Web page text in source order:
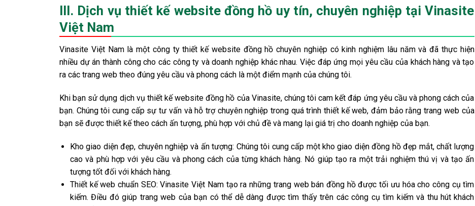
III. Dịch vụ thiết kế website đồng hồ uy tín, chuyên nghiệp tại Vinasite
Việt Nam
Vinasite Việt Nam là một công ty thiết kế website đồng hồ chuyên nghiệp có kinh nghiệm lâu năm và đã thực hiện
nhiều dự án thành công cho các công ty và doanh nghiệp khác nhau. Việc đáp ứng mọi yêu cầu của khách hàng và tạo
ra các trang web theo đúng yêu cầu và phong cách là một điểm mạnh của chúng tôi.
Khi bạn sử dụng dịch vụ thiết kế website đồng hồ của Vinasite, chúng tôi cam kết đáp ứng yêu cầu và phong cách của
bạn. Chúng tôi cung cấp sự tư vấn và hỗ trợ chuyên nghiệp trong quá trình thiết kế web, đảm bảo rằng trang web của
bạn sẽ được thiết kế theo cách ấn tượng, phù hợp với chủ đề và mang lại giá trị cho doanh nghiệp của bạn.
Kho giao diện đẹp, chuyên nghiệp và ấn tượng: Chúng tôi cung cấp một kho giao diện đồng hồ đẹp mắt, chất lượng
cao và phù hợp với yêu cầu và phong cách của từng khách hàng. Nó giúp tạo ra một trải nghiệm thú vị và tạo ấn
tượng tốt đối với khách hàng.
Thiết kế web chuẩn SEO: Vinasite Việt Nam tạo ra những trang web bán đồng hồ được tối ưu hóa cho công cụ tìm
kiếm. Điều đó giúp trang web của bạn có thể dễ dàng được tìm thấy trên các công cụ tìm kiếm và thu hút khách